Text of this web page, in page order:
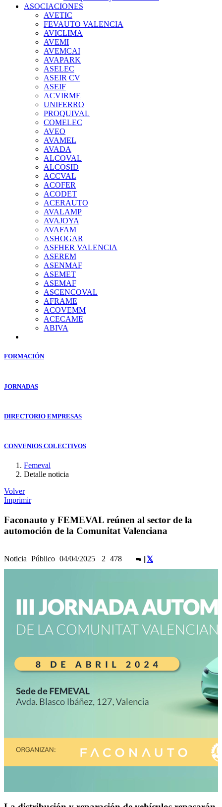
ASOCIACIONES
AVETIC
FEVAUTO VALENCIA
AVICLIMA
AVEMI
AVEMCAI
AVAPARK
ASELEC
ASEIR CV
ASEIF
ACVIRME
UNIFERRO
PROQUIVAL
COMELEC
AVEO
AVAMEL
AVADA
ALCOVAL
ALCOSID
ACCVAL
ACOFER
ACODET
ACERAUTO
AVALAMP
AVAJOYA
AVAFAM
ASHOGAR
ASFHER VALENCIA
ASEREM
ASENMAF
ASEMET
ASEMAF
ASCENCOVAL
AFRAME
ACOVEMM
ACECAME
ABIVA
FORMACIÓN
JORNADAS
DIRECTORIO EMPRESAS
CONVENIOS COLECTIVOS
Femeval
Detalle noticia
Volver
Imprimir
Faconauto y FEMEVAL reúnen al sector de la
automoción de la Comunitat Valenciana
Noticia Público 04/04/2025 2 478 ||